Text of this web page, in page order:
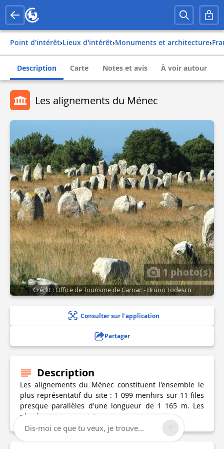
Point d'intérêt› Lieux d'intérêt› Monuments et architecture›
Description Carte Notes et avis À voir autour
Les alignements du Ménec
1 photo(s)
Crédit : Office de Tourisme de Carnac - Bruno Todesco
Consulter sur l'application
Partager
Description
Les alignements du Ménec constituent l'ensemble le
plus représentatif du site : 1 099 menhirs sur 11 files
presque parallèles d'une longueur de 1 165 m. Les
plus hauts mesurent 4 m.
Dis-moi ce que tu veux, je trouve...